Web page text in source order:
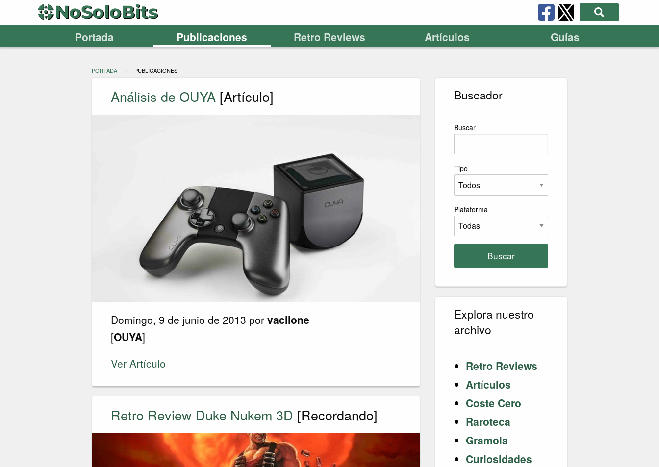
Portada Publicaciones Retro Reviews Artículos Guías
PORTADA PUBLICACIONES
Buscador
Buscar
Tipo
Plataforma
Buscar
Explora nuestro
archivo
Retro Reviews
Artículos
Coste Cero
Raroteca
Gramola
Curiosidades
Análisis de OUYA [Artículo]
Domingo, 9 de junio de 2013 porvacilone
[OUYA]
Ver Artículo
Retro Review Duke Nukem 3D [Recordando]